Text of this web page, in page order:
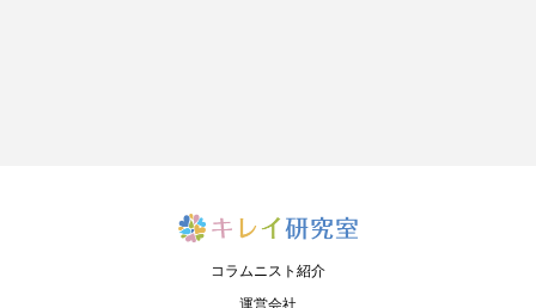
コラムニスト紹介
運営会社